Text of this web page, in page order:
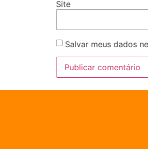
Site
Salvar meus dados